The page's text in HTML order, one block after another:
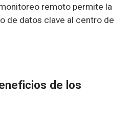
remoto permite la
de datos clave al centro de
de los